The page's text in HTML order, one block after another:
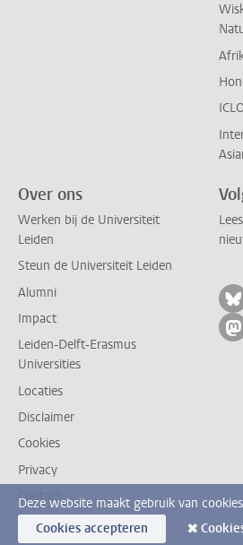
Over ons
Werken bij de Universiteit
Leiden
Steun de Universiteit Leiden
Alumni
Impact
Leiden-Delft-Erasmus
Universities
Locaties
Disclaimer
Cookies
Privacy
Contact
Deze website maakt gebruik van
Cookies accepteren